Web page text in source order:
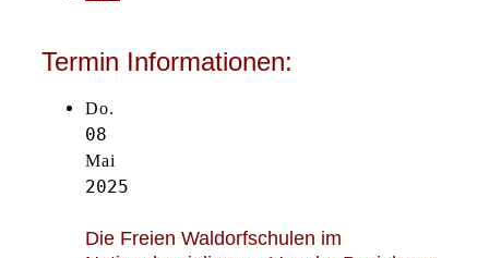
Termin Informationen:
Do.
08
Mai
2025
Die Freien Waldorfschulen im